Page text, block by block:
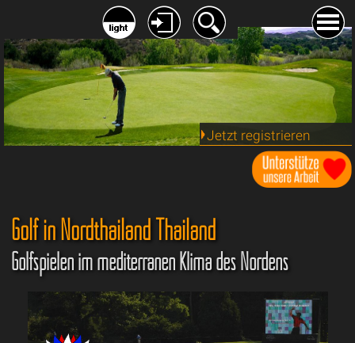
Jetzt registrieren
Golf in Nordthailand Thailand
Golfspielen im mediterranen Klima des Nordens